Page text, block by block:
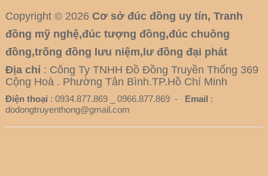
Copyright © 2026 Cơ sở đúc đồng uy tín, Tranh
đồng mỹ nghệ,đúc tượng đồng,đúc chuông
đồng,trống đồng lưu niệm,lư đồng đại phát
Địa chỉ : Công Ty TNHH Đồ Đồng Truyền Thống 369
Cộng Hoà . Phường Tân Bình.TP.Hồ Chí Minh
Điện thoại : 0934.877.869 _ 0966.877.869 - Email :
dodongtruyenthong@gmail.com